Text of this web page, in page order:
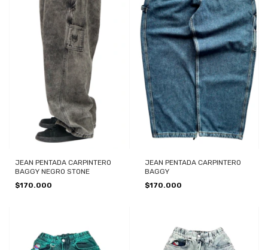
JEAN PENTADA CARPINTERO
BAGGY NEGRO STONE
$170.000
JEAN PENTADA CARPINTERO
BAGGY
$170.000